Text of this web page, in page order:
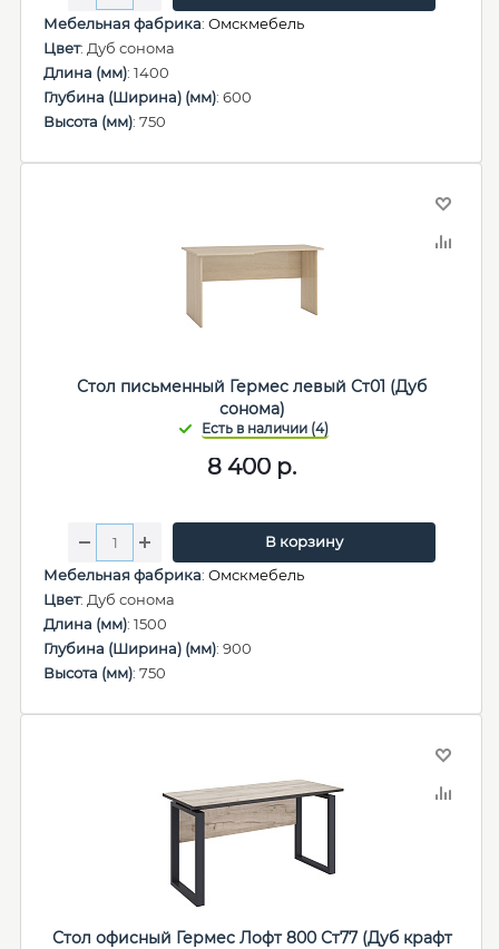
Мебельная фабрика: Омскмебель
Цвет: Дуб сонома
Длина (мм): 1400
Глубина (Ширина) (мм): 600
Высота (мм): 750
Стол письменный Гермес левый Ст01 (Дуб
сонома)
8 400 р.
В корзину
Мебельная фабрика: Омскмебель
Цвет: Дуб сонома
Длина (мм): 1500
Глубина (Ширина) (мм): 900
Высота (мм): 750
Стол офисный Гермес Лофт 800 Ст77 (Дуб крафт